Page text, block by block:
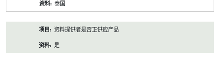
泰国
资料提供者是否正供应产品
是